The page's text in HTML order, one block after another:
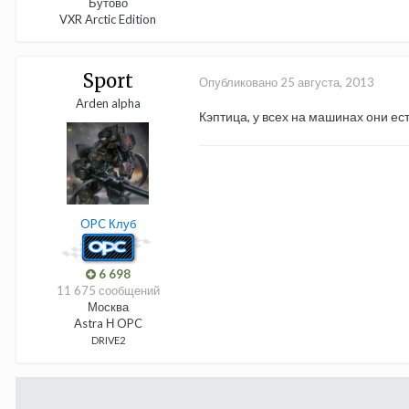
VXR Arctic Edition
Sport
Arden alpha
OPC Клуб
6 698
11 675 сообщений
Москва
Astra Н OPC
DRIVE2
Опубликовано 25 августа, 2013
Кэптица, у всех на машинах они